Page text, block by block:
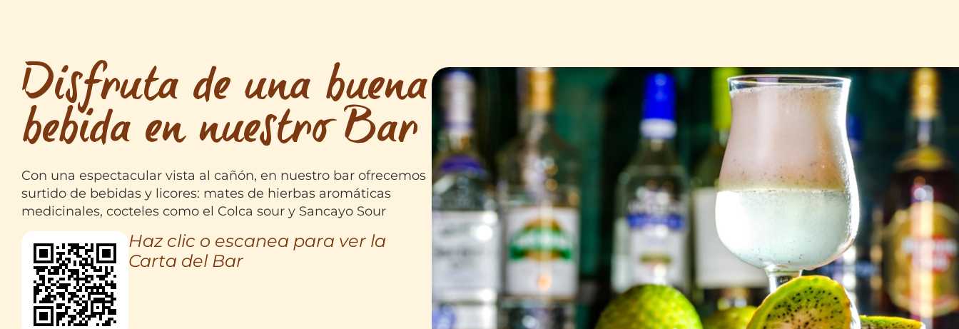
Disfruta de una buena
bebida en nuestro Bar
Con una espectacular vista al cañón, en nuestro bar ofrecemos
surtido de bebidas y licores: mates de hierbas aromáticas
medicinales, cocteles como el Colca sour y Sancayo Sour
Haz clic o escanea para ver la
Carta del Bar